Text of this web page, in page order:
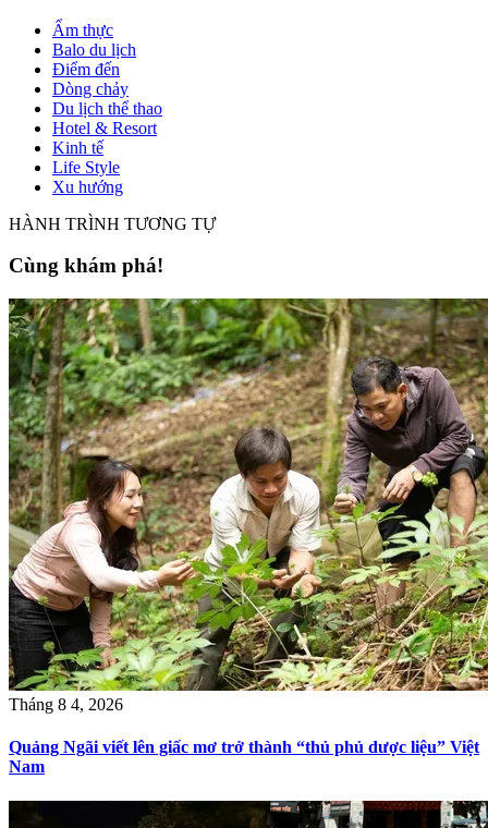
Ẩm thực
Balo du lịch
Điểm đến
Dòng chảy
Du lịch thể thao
Hotel & Resort
Kinh tế
Life Style
Xu hướng
HÀNH TRÌNH TƯƠNG TỰ
Cùng khám phá!
Tháng 8 4, 2026
Quảng Ngãi viết lên giấc mơ trở thành “thủ phủ dược liệu” Việt
Nam